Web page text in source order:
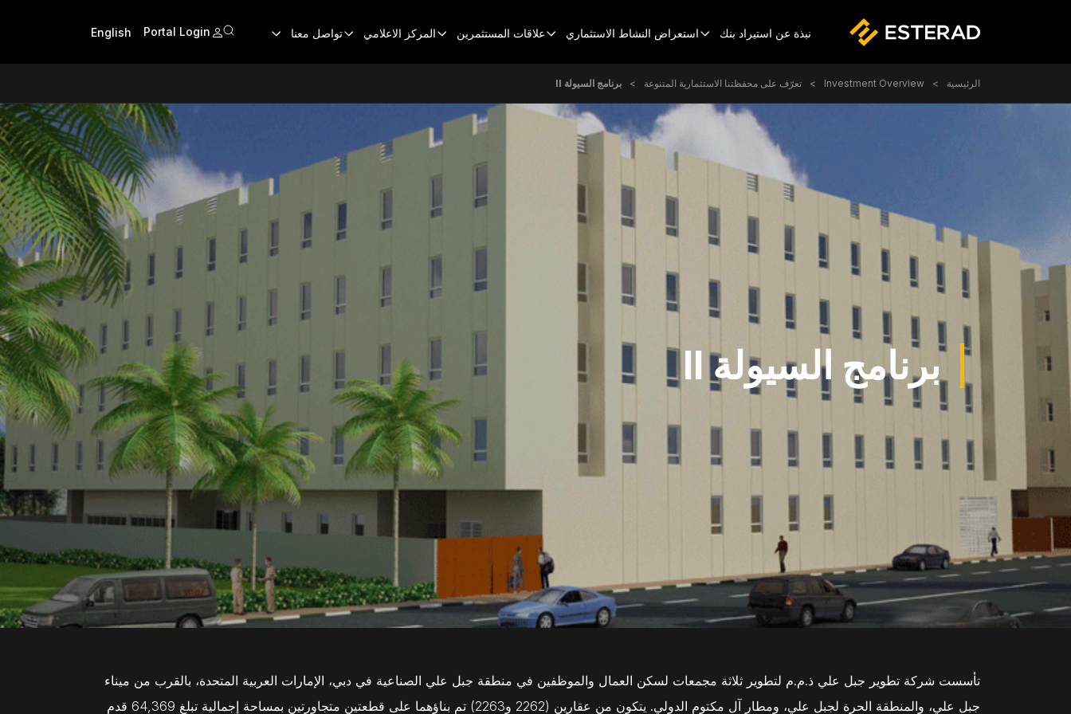
Header Menu
نبذة عن استيراد بنك استعراض النشاط الاستثماري علاقات المستثمرين المركز الاعلامي تواصل معنا Portal Login
English
Breadcrumb
الرئيسية Investment Overview تعرّف على محفظتنا الاستثمارية المتنوعة برنامج السيولة II
برنامج السيولة II
تأسست شركة تطوير جبل علي ذ.م.م لتطوير ثلاثة مجمعات لسكن العمال والموظفين في منطقة جبل علي الصناعية في دبي، الإمارات العربية المتحدة، بالقرب من ميناء
جبل علي، والمنطقة الحرة لجبل علي، ومطار آل مكتوم الدولي. يتكون من عقارين (2262 و2263) تم بناؤهما على قطعتين متجاورتين بمساحة إجمالية تبلغ 64,369 قدم